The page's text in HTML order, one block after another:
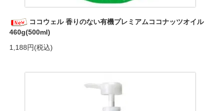
ココウェル 香りのない有機プレミアムココナッツオイル
460g(500ml)
1,188円(税込)